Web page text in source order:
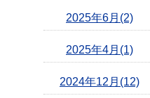
2025年6月(2)
2025年4月(1)
2024年12月(12)